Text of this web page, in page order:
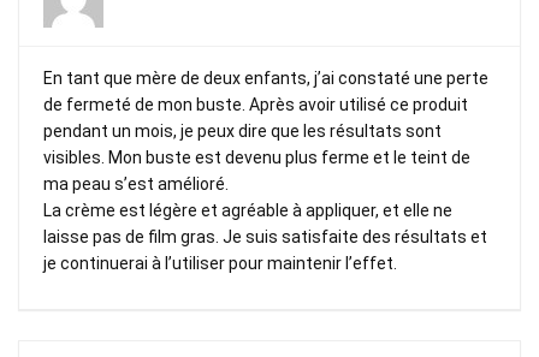
En tant que mère de deux enfants, j’ai constaté une perte
de fermeté de mon buste. Après avoir utilisé ce produit
pendant un mois, je peux dire que les résultats sont
visibles. Mon buste est devenu plus ferme et le teint de
ma peau s’est amélioré.
La crème est légère et agréable à appliquer, et elle ne
laisse pas de film gras. Je suis satisfaite des résultats et
je continuerai à l’utiliser pour maintenir l’effet.